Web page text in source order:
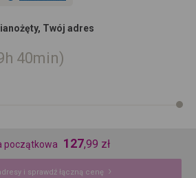
Twój adres
40min
początkowa 127,99 zł
i sprawdź łączną cenę